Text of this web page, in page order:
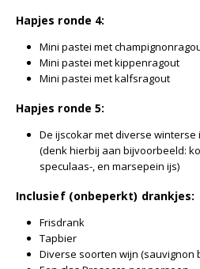
Hapjes ronde 4:
Mini pastei met
Mini pastei met kippenragout
Mini pastei met kalfsragout
Hapjes ronde 5:
De ijscokar met diverse
(denk hierbij aan bijvoorbeeld:
speculaas-, en marsepein ijs)
Inclusief (onbeperkt) drankjes:
Frisdrank
Tapbier
Diverse soorten wijn (sauvignon